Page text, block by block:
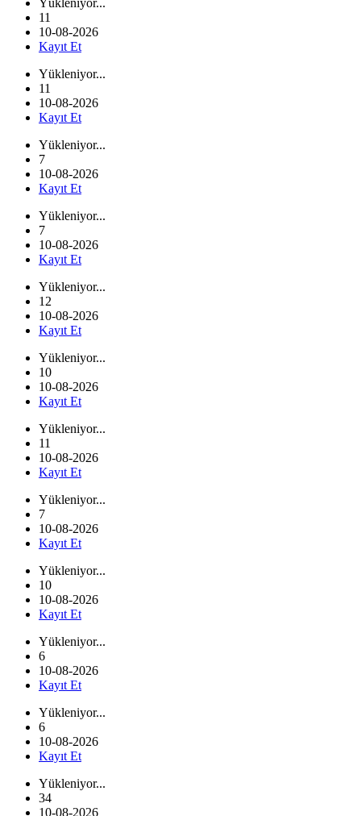
Yükleniyor...
11
10-08-2026
Kayıt Et
Yükleniyor...
11
10-08-2026
Kayıt Et
Yükleniyor...
7
10-08-2026
Kayıt Et
Yükleniyor...
7
10-08-2026
Kayıt Et
Yükleniyor...
12
10-08-2026
Kayıt Et
Yükleniyor...
10
10-08-2026
Kayıt Et
Yükleniyor...
11
10-08-2026
Kayıt Et
Yükleniyor...
7
10-08-2026
Kayıt Et
Yükleniyor...
10
10-08-2026
Kayıt Et
Yükleniyor...
6
10-08-2026
Kayıt Et
Yükleniyor...
6
10-08-2026
Kayıt Et
Yükleniyor...
34
10-08-2026